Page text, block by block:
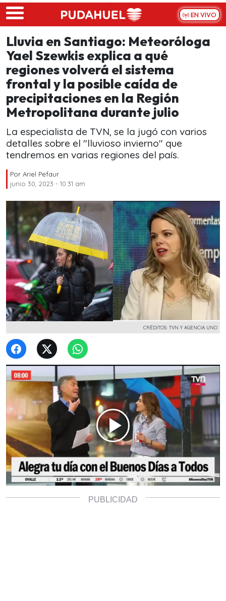
Skip to main content
EN VIVO
Lluvia en Santiago: Meteoróloga
Yael Szewkis explica a qué
regiones volverá el sistema
frontal y la posible caída de
precipitaciones en la Región
Metropolitana durante julio
La especialista de TVN, se la jugó con varios
detalles sobre el "lluvioso invierno" que
tendremos en varias regiones del país.
Por Ariel Pefaur
junio 30, 2023 - 10:31 am
CRÉDITOS: TVN Y AGENCIA UNO